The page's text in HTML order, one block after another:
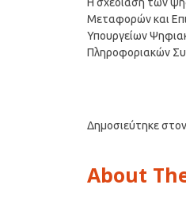
Η σχεδίαση των
Μεταφορών και
Υπουργείων
Πληροφοριακών
Δημοσιεύτηκε
About